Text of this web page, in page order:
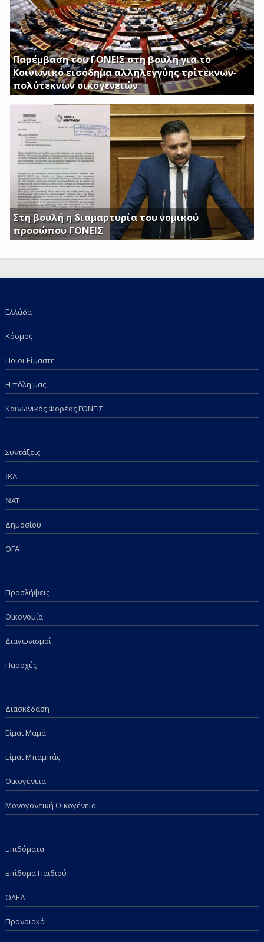
Παρέμβαση του ΓΟΝΕΙΣ στη βουλή για το
Κοινωνικό εισόδημα αλληλεγγύης τρίτεκνων-
πολύτεκνων οικογενειών
Απαιτούμε να εξαιρεθούν τα επιδόματα Στήριξης
Τέκνων, καθώς και το Ειδικό Επίδομα Στήριξης σε
Τρίτεκνες – Πολύτεκνες οικογένειες από τα εισοδηματικά
κριτήρια όπως αυτά καθορίζονται με το υπ’ αριθμ. 128/24-
1-2017 ΦΕΚ
Στη βουλή η διαμαρτυρία του νομικού
προσώπου ΓΟΝΕΙΣ
Γ. Κατσιαντώνης: Φορολογείτε με Κοινή Υπουργική
Απόφαση και τα επιδόματα των παιδιών μας; Πόση
Ελλάδα
Κόσμος
Ποιοι Είμαστε
Η πόλη μας
Κοινωνικός Φορέας ΓΟΝΕΙΣ
Συντάξεις
IKA
NAT
Δημοσίου
ΟΓΑ
Προσλήψεις
Οικονομία
Διαγωνισμοί
Παροχές
Διασκέδαση
Είμαι Μαμά
Είμαι Μπαμπάς
Οικογένεια
Μονογονεϊκή Οικογένεια
Επιδόματα
Επίδομα Παιδιού
ΟΑΕΔ
Προνοιακά